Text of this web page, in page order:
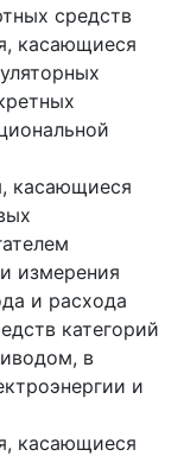
средств
касающиеся
касающиеся
измерения
и расхода
категорий
в
и
касающиеся